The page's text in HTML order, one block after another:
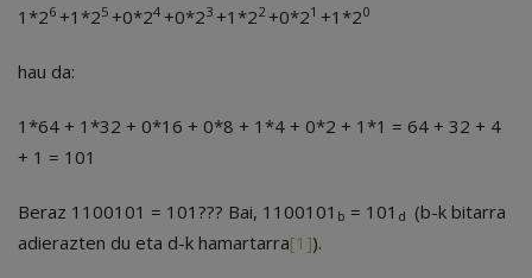
1*26 +1*25 +0*24 +0*23 +1*22 +0*21 +1*20
hau da:
1*64 + 1*32 + 0*16 + 0*8 + 1*4 + 0*2 + 1*1 = 64 + 32 + 4
+ 1 = 101
Beraz 1100101 = 101??? Bai, 1100101 b = 101 d (b-k bitarra
adierazten du eta d-k hamartarra[1]).